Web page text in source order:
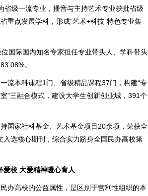
省级一流专业，播音与主持艺术专业获批省级
重点发展学科，形成“艺术+科技”特色专业集
国际国内知名专家担任专业带头人、学科带头
。
流本科课程1门、省级精品课程37门，构建“专
”三融合模式，建设大学生创新创业城，391个
国家社科基金、艺术基金项目20余项，荣获全
选核心期刊，综合实力跻身全国民办高校第
爱校 大爱精神暖心育人
办高校的公益属性，是区别于营利性组织的本